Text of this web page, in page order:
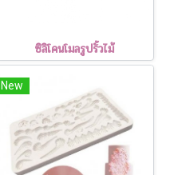
ซิลิโคนโมลรูปรั้วไม้
New